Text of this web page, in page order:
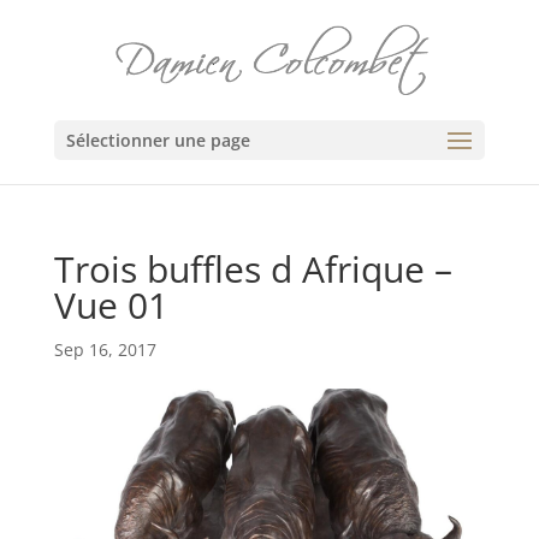
Sélectionner une page
Trois buffles d Afrique –
Vue 01
Sep 16, 2017